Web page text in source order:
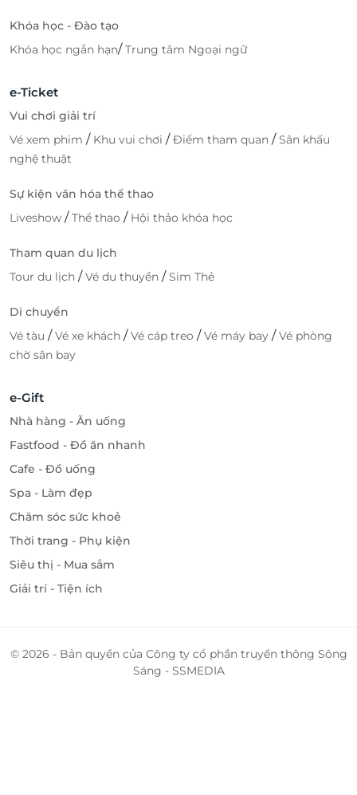
Khóa học - Đào tạo
Khóa học ngắn hạn/Trung tâm Ngoại ngữ
e-Ticket
Vui chơi giải trí
Vé xem phim / Khu vui chơi /Điểm tham quan /Sân khấu
nghệ thuật
Sự kiện văn hóa thể thao
Liveshow /Thể thao / Hội thảo khóa học
Tham quan du lịch
Tour du lịch /Vé du thuyền /Sim Thẻ
Di chuyển
Vé tàu /Vé xe khách /Vé cáp treo /Vé máy bay /Vé phòng
chờ sân bay
e-Gift
Nhà hàng - Ăn uống
Fastfood - Đồ ăn nhanh
Cafe - Đồ uống
Spa - Làm đẹp
Chăm sóc sức khoẻ
Thời trang - Phụ kiện
Siêu thị - Mua sắm
Giải trí - Tiện ích
© 2026 - Bản quyền của Công ty cổ phần truyền thông Sông
Sáng - SSMEDIA